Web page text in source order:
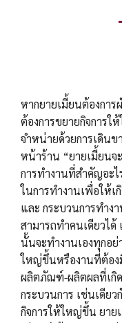
หากยายเมี้ยนต้องการ
ต้องการขยายกิจการใ
จำหน่ายด้วยการเดิน
หน้าร้าน “ยายเมี้ยนจ
การทำงานที่สำคัญอะ
ในการทำงานเพื่อให้
และ กระบวนการทำง
สามารถทำคนเดียวไ
นั้นจะทำงานเองทุกอ
ใหญ่ขึ้นหรืองานที่ต้อง
ผลิตภัณฑ์-ผลิตผลที่เกิ
กระบวนการ เช่นเดีย
กิจการให้ใหญ่ขึ้น ยาย